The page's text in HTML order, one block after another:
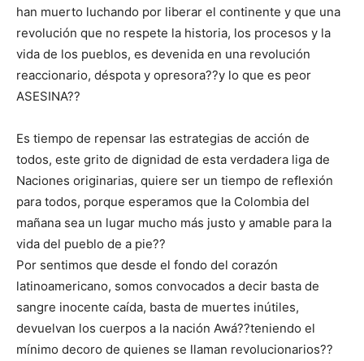
han muerto luchando por liberar el continente y que una
revolución que no respete la historia, los procesos y la
vida de los pueblos, es devenida en una revolución
reaccionario, déspota y opresora??y lo que es peor
ASESINA??
Es tiempo de repensar las estrategias de acción de
todos, este grito de dignidad de esta verdadera liga de
Naciones originarias, quiere ser un tiempo de reflexión
para todos, porque esperamos que la Colombia del
mañana sea un lugar mucho más justo y amable para la
vida del pueblo de a pie??
Por sentimos que desde el fondo del corazón
latinoamericano, somos convocados a decir basta de
sangre inocente caída, basta de muertes inútiles,
devuelvan los cuerpos a la nación Awá??teniendo el
mínimo decoro de quienes se llaman revolucionarios??